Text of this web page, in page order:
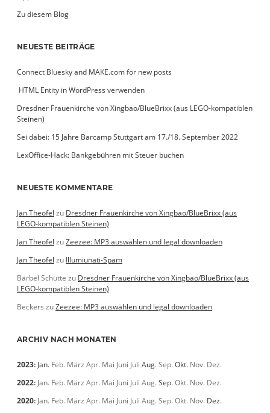
Zu diesem Blog
NEUESTE BEITRÄGE
Connect Bluesky and MAKE.com for new posts
­ HTML Entity in WordPress verwenden
Dresdner Frauenkirche von Xingbao/BlueBrixx (aus LEGO-kompatiblen
Steinen)
Sei dabei: 15 Jahre Barcamp Stuttgart am 17./18. September 2022
LexOffice-Hack: Bankgebühren mit Steuer buchen
NEUESTE KOMMENTARE
Jan Theofel zu Dresdner Frauenkirche von Xingbao/BlueBrixx (aus
LEGO-kompatiblen Steinen)
Jan Theofel zuZeezee: MP3 auswählen und legal downloaden
Jan Theofel zu Illumiunati-Spam
Bärbel Schütte zu Dresdner Frauenkirche von Xingbao/BlueBrixx (aus
LEGO-kompatiblen Steinen)
Beckers zuZeezee: MP3 auswählen und legal downloaden
ARCHIV NACH MONATEN
2023: Jan. Feb. März Apr. Mai Juni Juli Aug.Sep.Okt. Nov. Dez.
2022: Jan. Feb. März Apr. Mai Juni Juli Aug.Sep.Okt. Nov. Dez.
2020: Jan. Feb. März Apr. Mai Juni Juli Aug.Sep.Okt. Nov. Dez.